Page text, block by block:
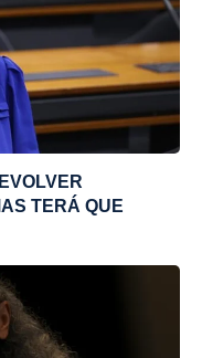
TERÁ QUE